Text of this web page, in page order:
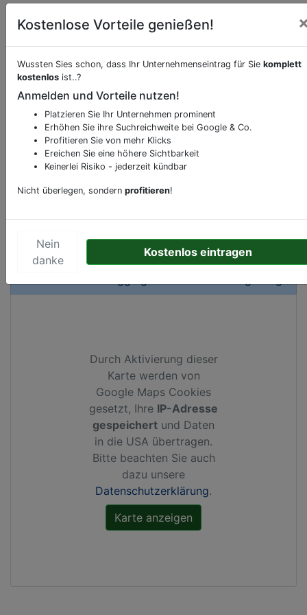
Beschreibung & Services von
Sie möchten eine Beschreibung, Dienstleistung
oder andere relevante Informationen hinzufügen?
Klicken Sie bittehierum uns zu kontaktieren.
Gerne erweitern wir Ihren Firmeneintrag um
Ihr Unternehmen anbietet und womit Sie sich von
Durch Aktivierung dieser
Karte werden von
Google Maps Cookies
gesetzt, Ihre IP-Adresse
gespeichert und Daten
in die USA übertragen.
Bitte beachten Sie auch
dazu unsere
Datenschutzerklärung.
Kostenlose Vorteile genießen!
Wussten Sies schon, dass Ihr Unternehmenseintrag für Sie komplett
kostenlos ist..?
Anmelden und Vorteile nutzen!
Platzieren Sie Ihr Unternehmen prominent
Erhöhen Sie ihre Suchreichweite bei Google & Co.
Profitieren Sie von mehr Klicks
Ereichen Sie eine höhere Sichtbarkeit
Keinerlei Risiko - jederzeit kündbar
Nicht überlegen, sondern profitieren!
Nein
danke
Kostenlos eintragen